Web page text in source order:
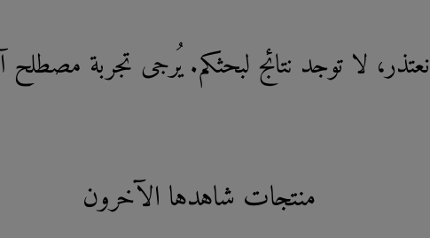
نعتذر، لا توجد نتائج لبحثكم. يُرجى تجربة مصطلح
منتجات شاهدها الآخرون